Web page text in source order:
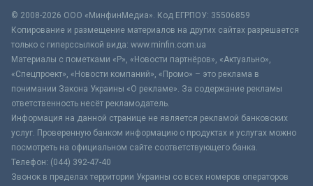
© 2008-2026 ООО «МинфинМедиа». Код ЕГРПОУ: 35506859
Копирование и размещение материалов на других сайтах разрешается
только с гиперссылкой вида: www.minfin.com.ua
Материалы с пометками «Р», «Новости партнёров», «Актуально»,
«Спецпроект», «Новости компаний», «Промо» – это реклама в
понимании Закона Украины «О рекламе». За содержание рекламы
ответственность несёт рекламодатель.
Информация на данной странице не является рекламой банковских
услуг. Проверенную банком информацию о продуктах и услугах можно
посмотреть на официальном сайте соответствующего банка.
Телефон: (044) 392-47-40
Звонок в пределах территории Украины со всех номеров операторов